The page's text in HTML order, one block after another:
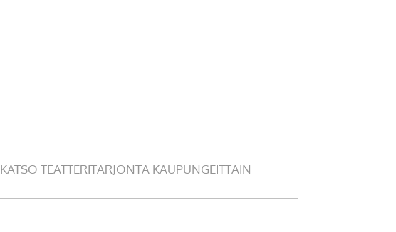
KATSO TEATTERITARJONTA KAUPUNGEITTAIN